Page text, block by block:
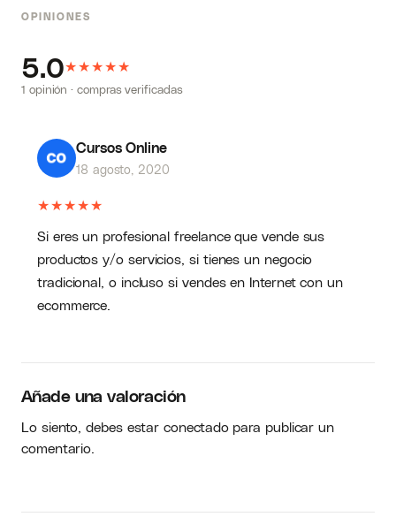
marketing digital exitosa, de experiencia
Buenos Aires, en donde tuvimos la posibilidad
de trabajar con más de 300 clientes de
OPINIONES
5.0★★★★★
1 opinión · compras verificadas
Cursos Online
18 agosto, 2020
★★★★★
Si eres un profesional freelance que vende sus
productos y/o servicios, si tienes un negocio
tradicional, o incluso si vendes en Internet con un
ecommerce.
Añade una valoración
Lo siento, debes estarconectadopara publicar un
comentario.